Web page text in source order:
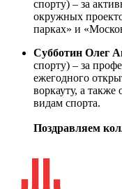
спорту) – за
окружных
парках» и
Субботин Олег
спорту) – за
ежегодного
воркауту, а
видам спорта.
Поздравляем